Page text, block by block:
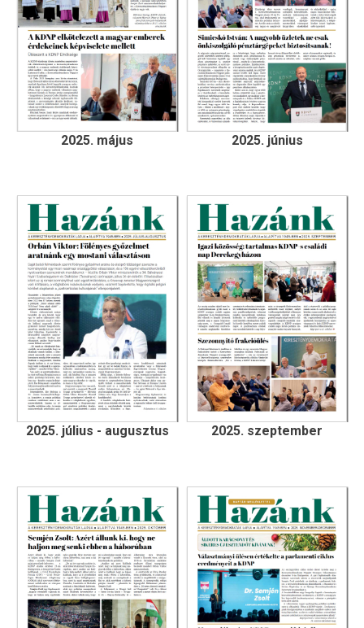
2025. május 2025. június
2025. július - augusztus 2025. szeptember